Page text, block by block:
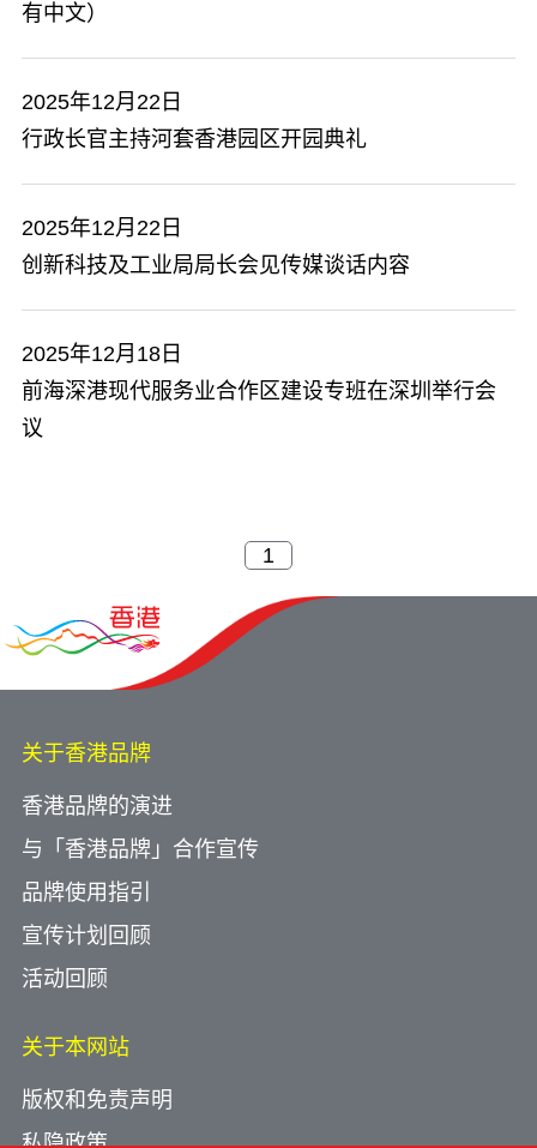
有中文）
2025年12月22日
行政长官主持河套香港园区开园典礼
2025年12月22日
创新科技及工业局局长会见传媒谈话内容
2025年12月18日
​前海深港现代服务业合作区建设专班在深圳举行会
议
关于香港品牌
香港品牌的演进
与「香港品牌」合作宣传
品牌使用指引
宣传计划回顾
活动回顾
关于本网站
版权和免责声明
私隐政策